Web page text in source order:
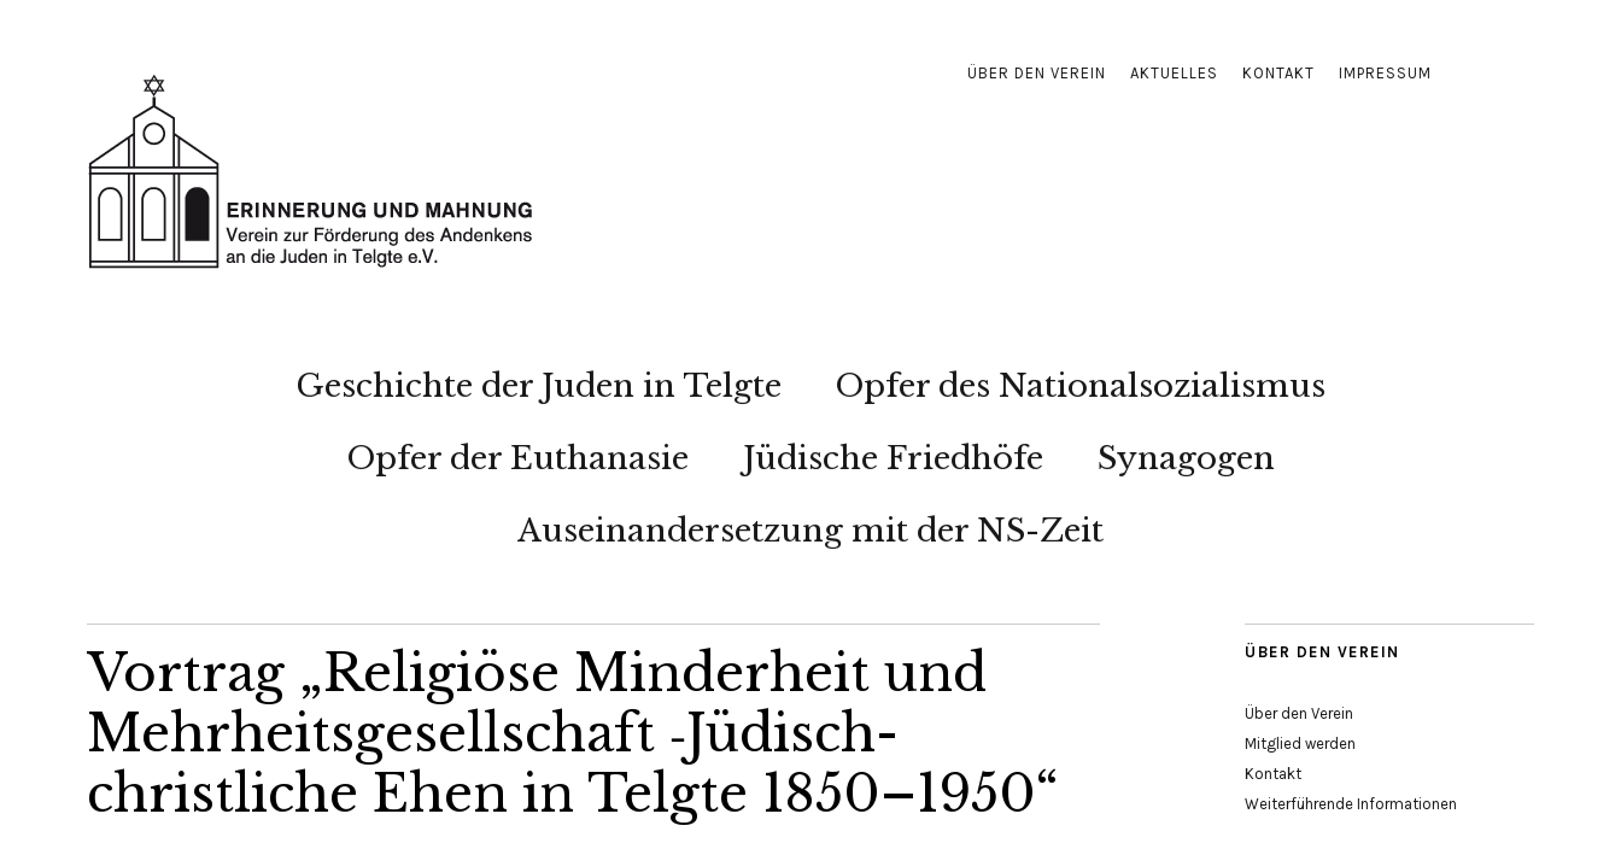
ÜBER DEN VEREIN AKTUELLES KONTAKT IMPRESSUM
Geschichte der Juden in Telgte
Opfer des Nationalsozialismus
Opfer der Euthanasie
Jüdische Friedhöfe
Synagogen
Auseinandersetzung mit der NS-Zeit
Vortrag „Religiöse Minderheit und
Mehrheitsgesellschaft ‑Jüdisch-
christliche Ehen in Telgte 1850–1950“
ÜBER DEN VEREIN
Über den Verein
Mitglied werden
Kontakt
Weiterführende Informationen